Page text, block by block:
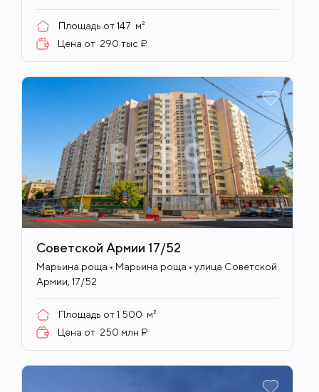
Площадь от147 м²
Цена от 290 тыс ₽
Советской Армии 17/52
Марьина роща • Марьина роща • улица Советской
Армии, 17/52
Площадь от1 500 м²
Цена от 250 млн ₽